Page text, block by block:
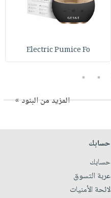
Electric Pumice Fo
4
5
المزيد من البنود »
حسابك
حسابك
عربة التسوق
لائحة الأمنيات